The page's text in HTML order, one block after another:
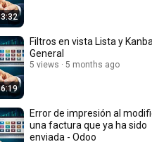
3:32
6:19
Filtros en vista Lista y
General
5 views 5 months ago
Error de impresión al
una factura que ya ha sido
enviada - Odoo